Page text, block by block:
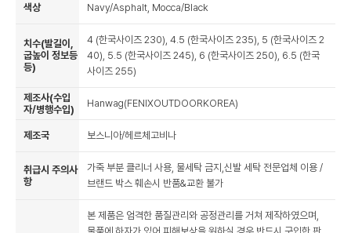
색상 Navy/Asphalt, Mocca/Black
치수(발길이,
굽높이 정보등
등)
4 (한국사이즈 230), 4.5 (한국사이즈 235), 5 (한국사이즈 2
40), 5.5 (한국사이즈 245), 6 (한국사이즈 250), 6.5 (한국
사이즈 255)
제조사(수입
자/병행수입)
Hanwag(FENIXOUTDOORKOREA)
제조국 보스니아/헤르체고비나
취급시 주의사
항
가죽 부분 클리너 사용, 물세탁 금지,신발 세탁 전문업체 이용 /
브랜드 박스 훼손시 반품&교환 불가
본 제품은 엄격한 품질관리와 공정관리를 거쳐 제작하였으며,